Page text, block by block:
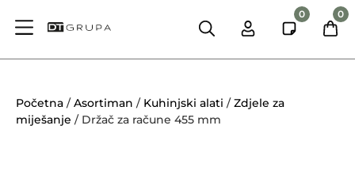
0 0
Početna /Asortiman / Kuhinjski alati /Zdjele za
miješanje / Držač za račune 455 mm